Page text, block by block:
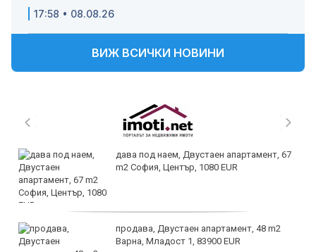
17:58 • 08.08.26
ВИЖ ВСИЧКИ НОВИНИ
дава под наем, Двустаен апартамент, 67
m2 София, Център, 1080 EUR
продава, Двустаен апартамент, 48 m2
Варна, Младост 1, 83900 EUR